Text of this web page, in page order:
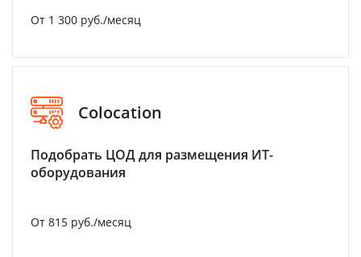
От 1 300 руб./месяц
Colocation
Подобрать ЦОД для размещения ИТ-
оборудования
От 815 руб./месяц